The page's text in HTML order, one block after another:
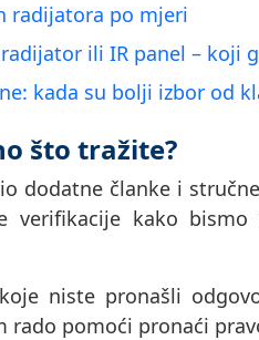
radijatora po mjeri
ili IR panel – koji
kada su bolji izbor od
što tražite?
dodatne članke i
verifikacije kako
niste pronašli
rado pomoći pronaći